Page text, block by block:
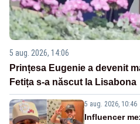
5 aug. 2026, 14:06
Prințesa Eugenie a devenit
Fetița s-a născut la Lisabona
5 aug. 2026, 10:46
Influencer